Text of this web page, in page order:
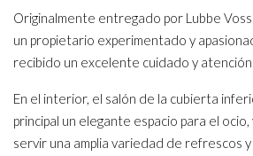
Originalmente entregado por Lubbe
un propietario experimentado y
recibido un excelente cuidado y
En el interior, el salón de la cubierta
principal un elegante espacio para el ocio,
servir una amplia variedad de refrescos